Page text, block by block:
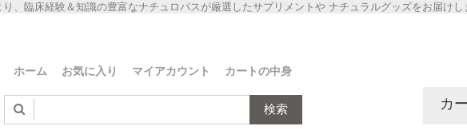
、臨床経験＆知識の豊富なナチュロパスが厳選したサプリメントや ナチュラルグッズをお届けし
カ
ホーム お気に入り マイアカウント カートの中身
検索